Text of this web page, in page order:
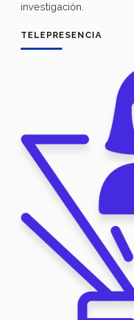
investigación.
TELEPRESENCIA